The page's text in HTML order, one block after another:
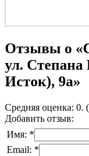
Отзывы о
ул.
Исток), 9а»
Средняя оценка: 0.
Добавить отзыв:
Имя: *
Email: *